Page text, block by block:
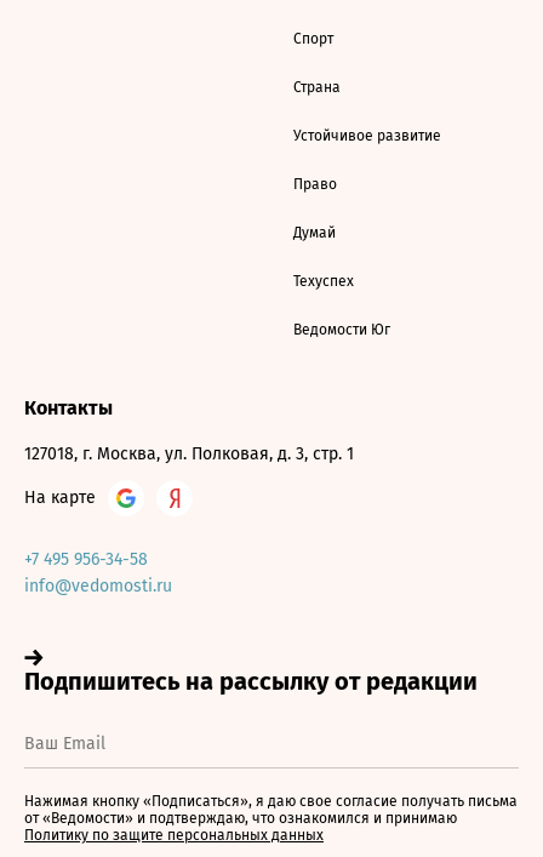
Спорт
Страна
Устойчивое развитие
Право
Думай
Техуспех
Ведомости Юг
Контакты
127018, г. Москва, ул. Полковая, д. 3, стр. 1
На карте
+7 495 956-34-58
info@vedomosti.ru
Нажимая кнопку «Подписаться», я даю свое согласие получать письма
от «Ведомости» и подтверждаю, что ознакомился и принимаю
Политику по защите персональных данных